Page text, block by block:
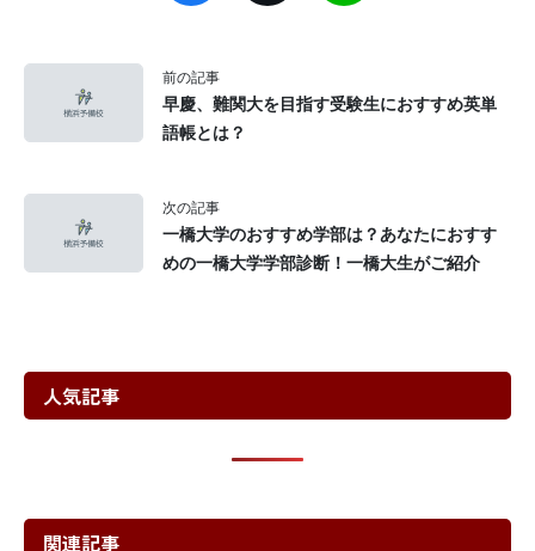
前の記事
早慶、難関大を目指す受験生におすすめ英単
語帳とは？
次の記事
一橋大学のおすすめ学部は？あなたにおすす
めの一橋大学学部診断！一橋大生がご紹介
人気記事
関連記事